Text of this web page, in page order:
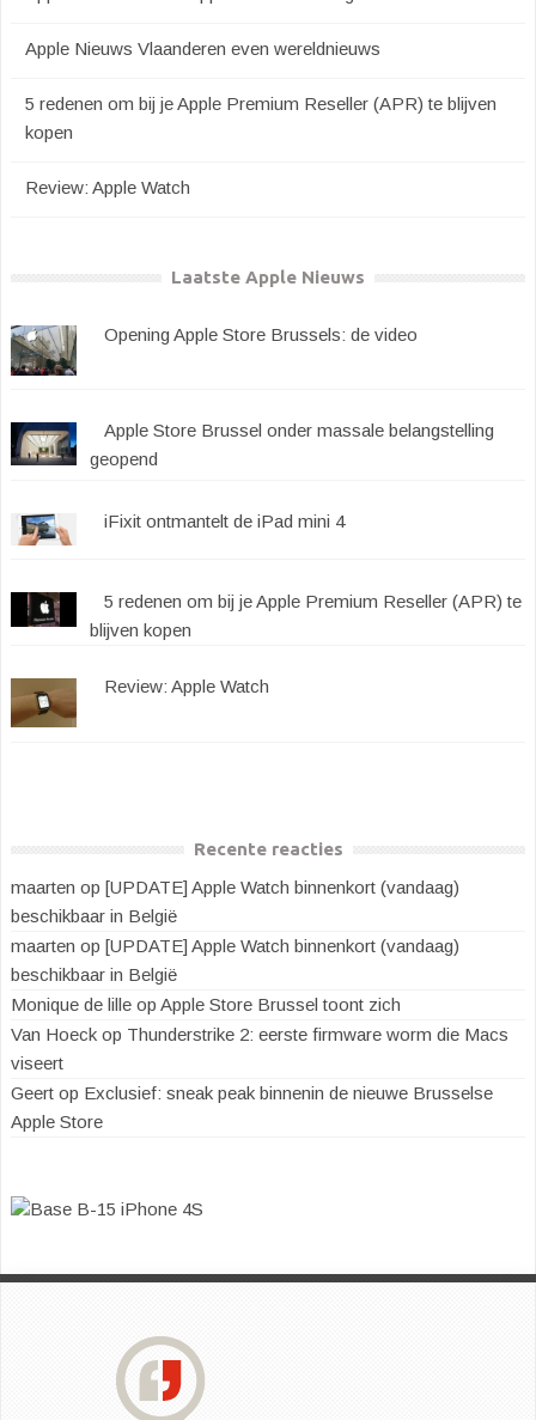
Apple Nieuws Vlaanderen even wereldnieuws
5 redenen om bij je Apple Premium Reseller (APR) te blijven
kopen
Review: Apple Watch
Laatste Apple Nieuws
Opening Apple Store Brussels: de video
Apple Store Brussel onder massale belangstelling
geopend
iFixit ontmantelt de iPad mini 4
5 redenen om bij je Apple Premium Reseller (APR) te
blijven kopen
Review: Apple Watch
Recente reacties
maarten op [UPDATE] Apple Watch binnenkort (vandaag)
beschikbaar in België
maarten op [UPDATE] Apple Watch binnenkort (vandaag)
beschikbaar in België
Monique de lille op Apple Store Brussel toont zich
Van Hoeck op Thunderstrike 2: eerste firmware worm die Macs
viseert
Geert op Exclusief: sneak peak binnenin de nieuwe Brusselse
Apple Store